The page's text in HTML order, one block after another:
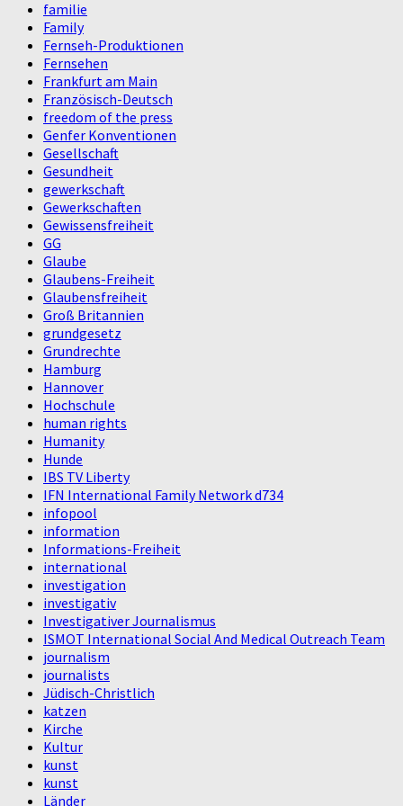
familie
Family
Fernseh-Produktionen
Fernsehen
Frankfurt am Main
Französisch-Deutsch
freedom of the press
Genfer Konventionen
Gesellschaft
Gesundheit
gewerkschaft
Gewerkschaften
Gewissensfreiheit
GG
Glaube
Glaubens-Freiheit
Glaubensfreiheit
Groß Britannien
grundgesetz
Grundrechte
Hamburg
Hannover
Hochschule
human rights
Humanity
Hunde
IBS TV Liberty
IFN International Family Network d734
infopool
information
Informations-Freiheit
international
investigation
investigativ
Investigativer Journalismus
ISMOT International Social And Medical Outreach Team
journalism
journalists
Jüdisch-Christlich
katzen
Kirche
Kultur
kunst
kunst
Länder